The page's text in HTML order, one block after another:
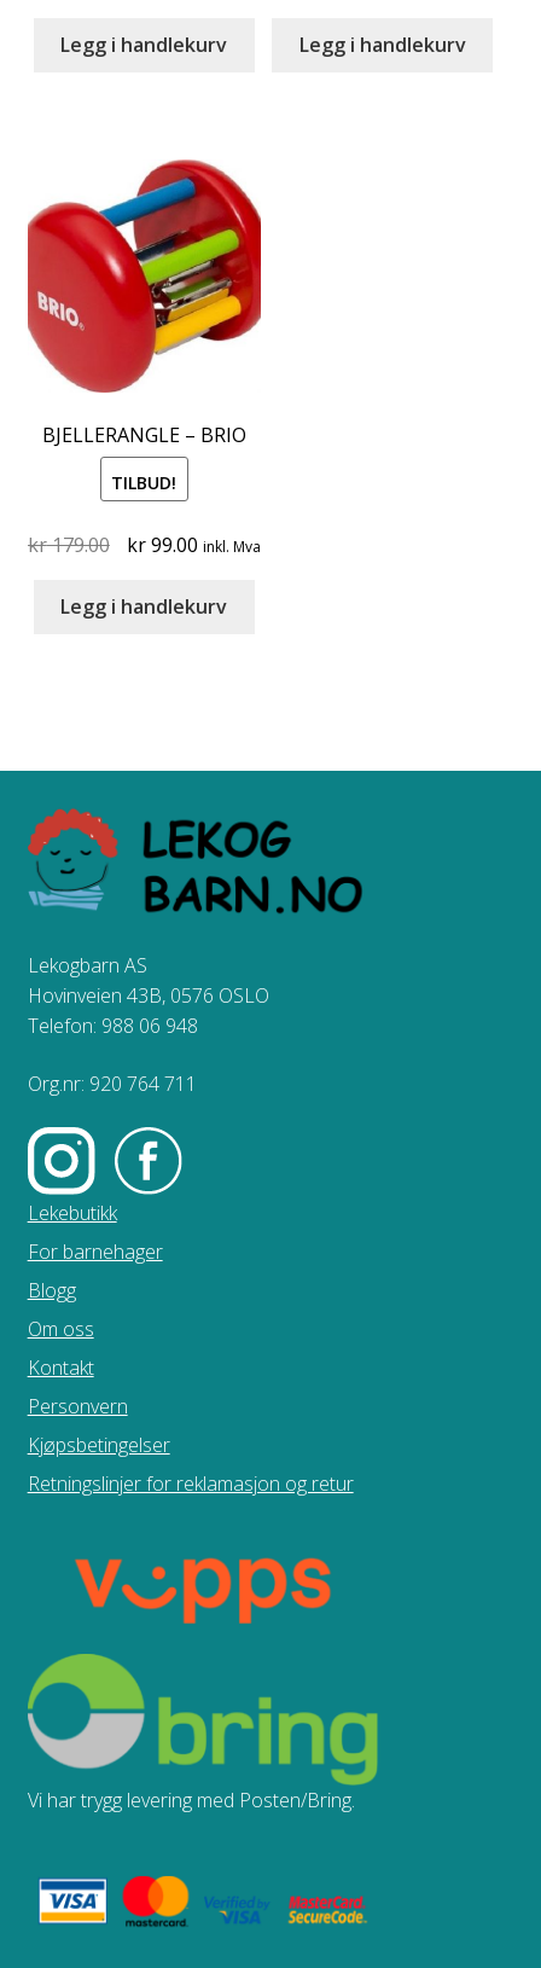
Legg i handlekurv
kr 599.00. kr 499.00.
Legg i handlekurv
BJELLERANGLE – BRIO
TILBUD!
kr179.00
Original
was:
kr99.00Current
is:
inkl. Mva
Legg i handlekurv
Lekogbarn AS
Hovinveien 43B, 0576 OSLO
Telefon: 988 06 948
Org.nr: 920 764 711
Lekebutikk
For barnehager
Blogg
Om oss
Kontakt
Personvern
Kjøpsbetingelser
Retningslinjer for reklamasjon og retur
Vi har trygg levering med Posten/Bring.